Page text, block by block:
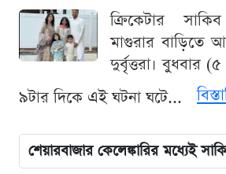
ক্রিকেটার
মাগুরার বাড়িতে
দুর্বৃত্তরা। বুধবার
৯টার দিকে এই ঘটনা ঘটে...
শেয়ারবাজার কেলেঙ্কারির মধ্যেই